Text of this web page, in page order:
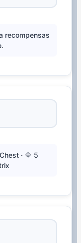
recompensas
· 🔷 5